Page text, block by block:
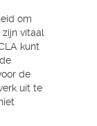
om
vitaal
kunt
de
uit te